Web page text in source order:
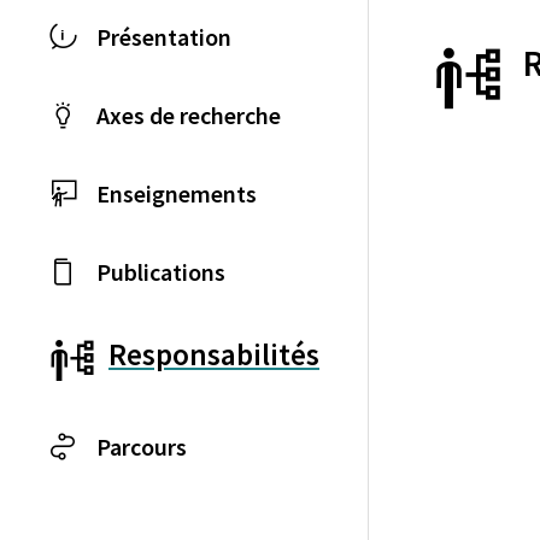
Présentation
Axes de recherche
Enseignements
Publications
Responsabilités
Parcours